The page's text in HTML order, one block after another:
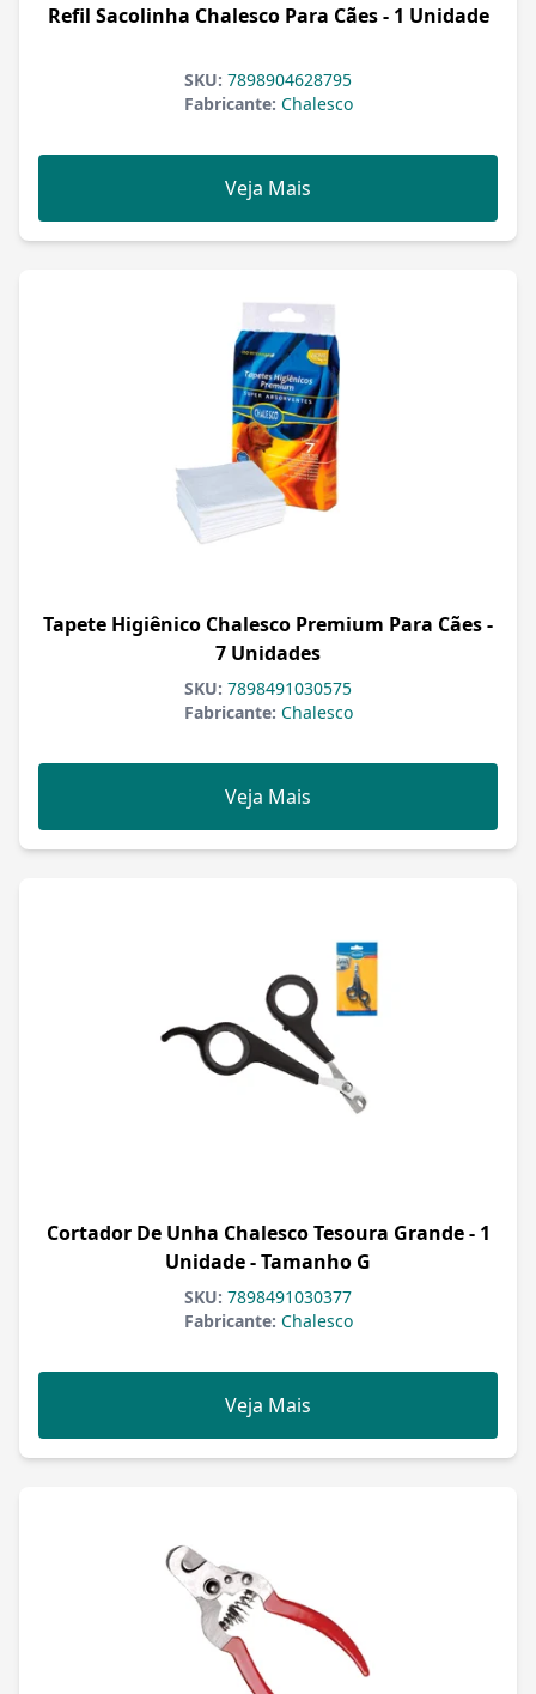
Refil Sacolinha Chalesco Para Cães - 1 Unidade
SKU: 7898904628795
Fabricante: Chalesco
Veja Mais
Tapete Higiênico Chalesco Premium Para Cães -
7 Unidades
SKU: 7898491030575
Fabricante: Chalesco
Veja Mais
Cortador De Unha Chalesco Tesoura Grande - 1
Unidade - Tamanho G
SKU: 7898491030377
Fabricante: Chalesco
Veja Mais